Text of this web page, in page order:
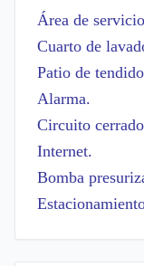
Área de
Cuarto de
Patio de
Alarma.
Circuito
Internet.
Bomba